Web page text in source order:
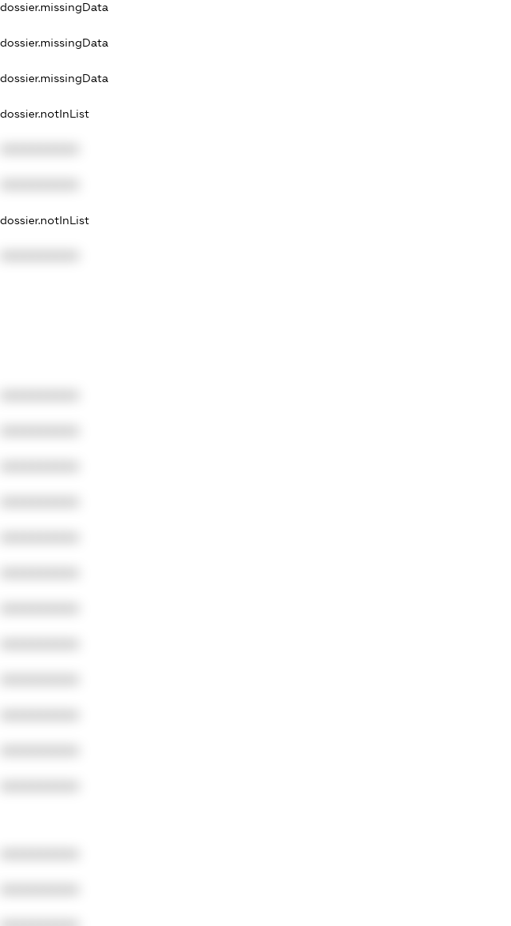
dossier.missingData
dossier.missingData
dossier.missingData
dossier.notInList
dossier.notInList